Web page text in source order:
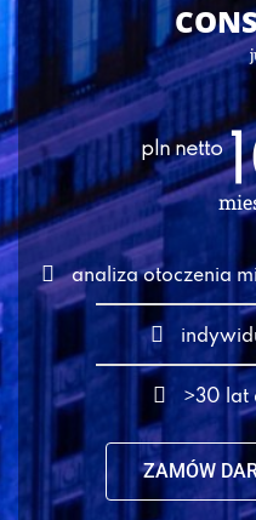
pln netto
analiza otoczenia
>30 lat
ZAMÓW